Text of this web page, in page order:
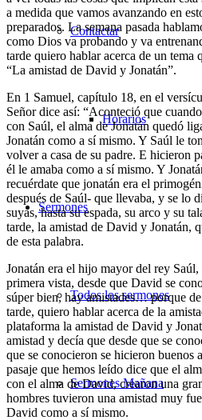
Contactar
Horarios
Sermones
Todos los sermones
Sermones Mañana
a medida que vamos avanzando en
preparados. La semana pasada
como Dios va probando y va
tarde quiero hablar acerca de un tema
“La amistad de David y Jonatán”.
En 1 Samuel, capítulo 18, en el
Señor dice así: “Aconteció que
con Saúl, el alma de Jonatán quedó
Jonatán como a sí mismo. Y Saúl le
volver a casa de su padre. E hicieron
él le amaba como a sí mismo. Y
recuérdate que jonatán era el
después de Saúl- que llevaba, y se lo
suyas, hasta su espada, su arco y su
tarde, la amistad de David y Jonatán,
de esta palabra.
Jonatán era el hijo mayor del rey Saúl,
primera vista, desde que David se
súper bien, hay amistades… porque
tarde, quiero hablar acerca de la
plataforma la amistad de David y
amistad y decía que desde que se
que se conocieron se hicieron buenos
pasaje que hemos leído dice que el
con el alma de David, crearon una
hombres tuvieron una amistad muy
David como a sí mismo.